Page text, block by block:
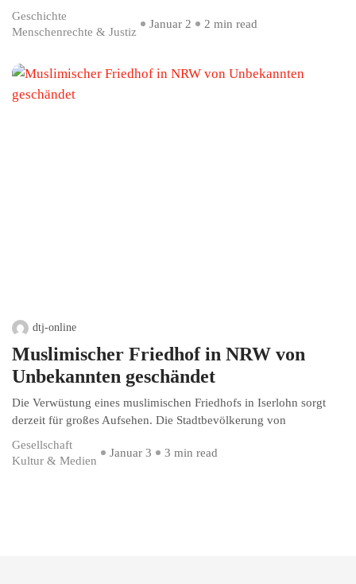
Geschichte
Menschenrechte & Justiz
Januar 2 2 min read
dtj-online
Muslimischer Friedhof in NRW von
Unbekannten geschändet
Die Verwüstung eines muslimischen Friedhofs in Iserlohn sorgt
derzeit für großes Aufsehen. Die Stadtbevölkerung von
Gesellschaft
Kultur & Medien
Januar 3 3 min read